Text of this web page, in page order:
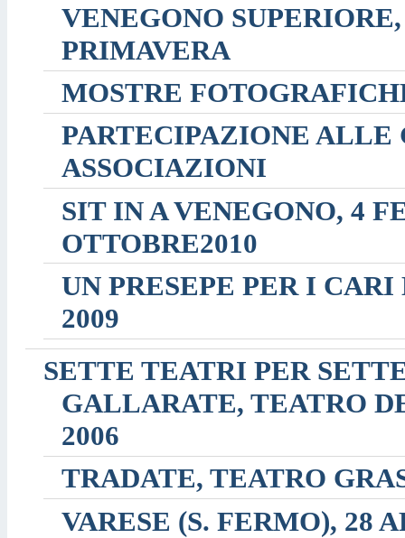
VENEGONO
PRIMAVERA
MOSTRE
PARTECIPAZIONE
ASSOCIAZIONI
SIT IN A VENEGONO, 4
OTTOBRE2010
UN PRESEPE PER I
2009
SETTE TEATRI PER
GALLARATE, TEATRO
2006
TRADATE, TEATRO
VARESE (S. FERMO), 28